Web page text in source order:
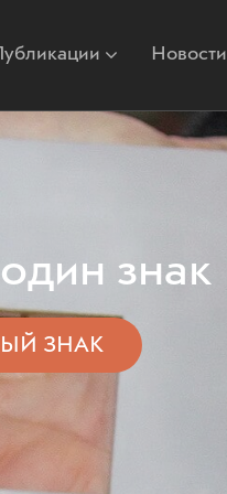
Новости
знак
ЗНАК